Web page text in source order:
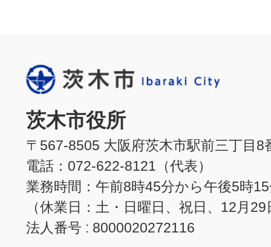
茨木市役所
〒567-8505 大阪府茨木市駅前三丁目8
電話：072-622-8121（代表）
業務時間：午前8時45分から午後5時
（休業日：土・日曜日、祝日、12月
法人番号 : 8000020272116